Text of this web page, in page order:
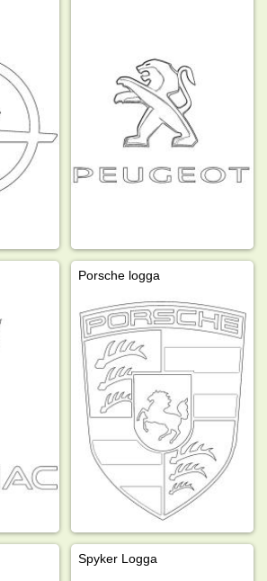
Porsche logga
Spyker Logga